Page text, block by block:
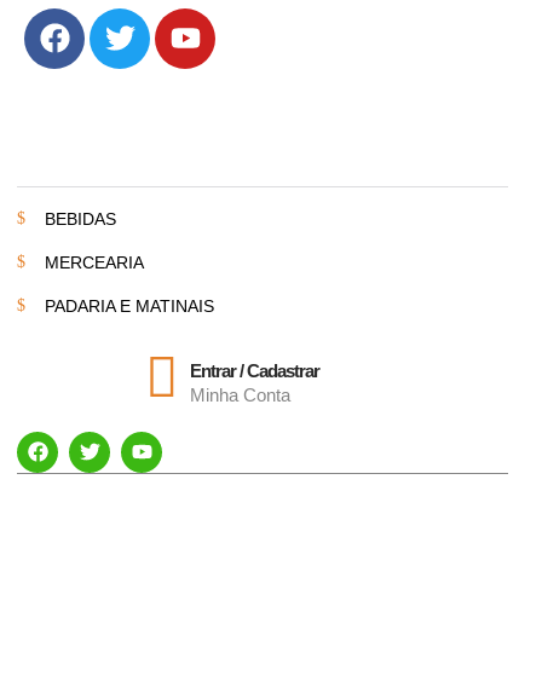
BEBIDAS
MERCEARIA
PADARIA E MATINAIS
Entrar / Cadastrar
Minha Conta